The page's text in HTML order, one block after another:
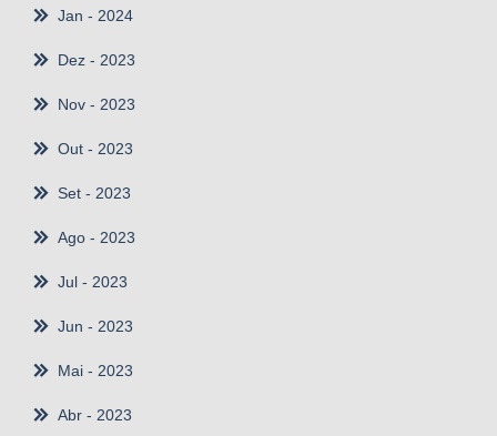
Jan - 2024
Dez - 2023
Nov - 2023
Out - 2023
Set - 2023
Ago - 2023
Jul - 2023
Jun - 2023
Mai - 2023
Abr - 2023